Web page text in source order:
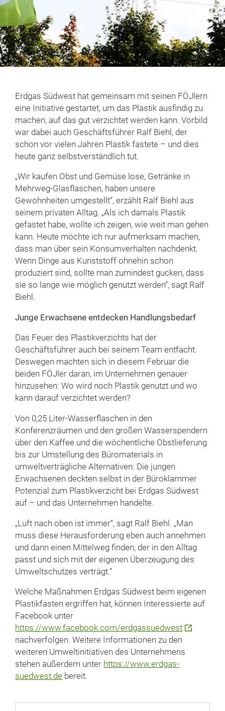
Erdgas Südwest hat gemeinsam mit seinen FÖJlern
eine Initiative gestartet, um das Plastik ausfindig zu
machen, auf das gut verzichtet werden kann. Vorbild
war dabei auch Geschäftsführer Ralf Biehl, der
schon vor vielen Jahren Plastik fastete – und dies
heute ganz selbstverständlich tut.
„Wir kaufen Obst und Gemüse lose, Getränke in
Mehrweg-Glasflaschen, haben unsere
Gewohnheiten umgestellt“, erzählt Ralf Biehl aus
seinem privaten Alltag. „Als ich damals Plastik
gefastet habe, wollte ich zeigen, wie weit man gehen
kann. Heute möchte ich nur aufmerksam machen,
dass man über sein Konsumverhalten nachdenkt.
Wenn Dinge aus Kunststoff ohnehin schon
produziert sind, sollte man zumindest gucken, dass
sie so lange wie möglich genutzt werden“, sagt Ralf
Biehl.
Junge Erwachsene entdecken Handlungsbedarf
Das Feuer des Plastikverzichts hat der
Geschäftsführer auch bei seinem Team entfacht.
Deswegen machten sich in diesem Februar die
beiden FÖJler daran, im Unternehmen genauer
hinzusehen: Wo wird noch Plastik genutzt und wo
kann darauf verzichtet werden?
Von 0,25 Liter-Wasserflaschen in den
Konferenzräumen und den großen Wasserspendern
über den Kaffee und die wöchentliche Obstlieferung
bis zur Umstellung des Büromaterials in
umweltverträgliche Alternativen: Die jungen
Erwachsenen deckten selbst in der Büroklammer
Potenzial zum Plastikverzicht bei Erdgas Südwest
auf – und das Unternehmen handelte.
„Luft nach oben ist immer“, sagt Ralf Biehl. „Man
muss diese Herausforderung eben auch annehmen
und dann einen Mittelweg finden, der in den Alltag
passt und sich mit der eigenen Überzeugung des
Umweltschutzes verträgt.“
Welche Maßnahmen Erdgas Südwest beim eigenen
Plastikfasten ergriffen hat, können Interessierte auf
Facebook unter
https://www.facebook.com/erdgassuedwest
nachverfolgen. Weitere Informationen zu den
weiteren Umweltinitiativen des Unternehmens
stehen außerdem unter https://www.erdgas-
suedwest.de bereit.